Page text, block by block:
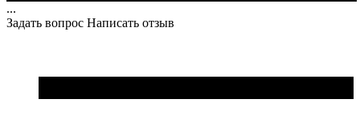
...
Задать вопрос Написать отзыв